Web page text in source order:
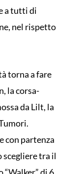
a tutti di
nel rispetto
torna a fare
la corsa-
da Lilt, la
con partenza
tra il